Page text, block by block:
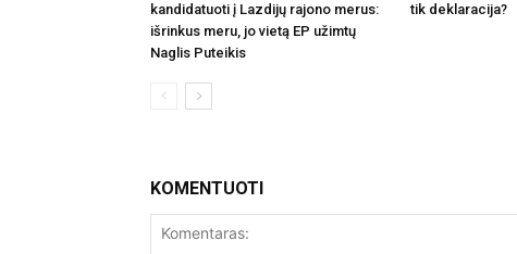
kandidatuoti į Lazdijų rajono merus:
išrinkus meru, jo vietą EP užimtų
Naglis Puteikis
tik deklaracija?
KOMENTUOTI